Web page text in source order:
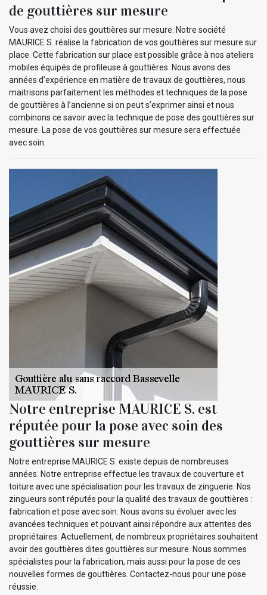
de gouttières sur mesure
Vous avez choisi des gouttières sur mesure. Notre société
MAURICE S. réalise la fabrication de vos gouttières sur mesure sur
place. Cette fabrication sur place est possible grâce à nos ateliers
mobiles équipés de profileuse à gouttières. Nous avons des
années d’expérience en matière de travaux de gouttières, nous
maitrisons parfaitement les méthodes et techniques de la pose
de gouttières à l’ancienne si on peut s’exprimer ainsi et nous
combinons ce savoir avec la technique de pose des gouttières sur
mesure. La pose de vos gouttières sur mesure sera effectuée
avec soin.
Notre entreprise MAURICE S. est
réputée pour la pose avec soin des
gouttières sur mesure
Notre entreprise MAURICE S. existe depuis de nombreuses
années. Notre entreprise effectue les travaux de couverture et
toiture avec une spécialisation pour les travaux de zinguerie. Nos
zingueurs sont réputés pour la qualité des travaux de gouttières :
fabrication et pose avec soin. Nous avons su évoluer avec les
avancées techniques et pouvant ainsi répondre aux attentes des
propriétaires. Actuellement, de nombreux propriétaires souhaitent
avoir des gouttières dites gouttières sur mesure. Nous sommes
spécialistes pour la fabrication, mais aussi pour la pose de ces
nouvelles formes de gouttières. Contactez-nous pour une pose
réussie.